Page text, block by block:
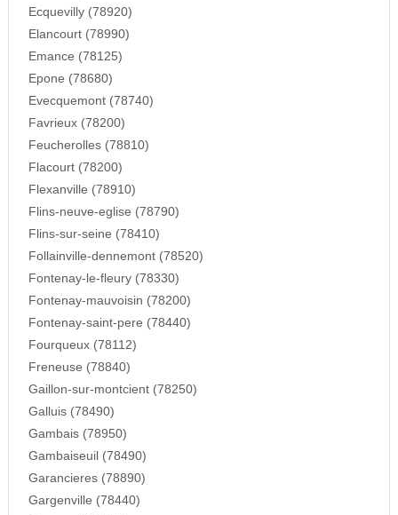
Ecquevilly (78920)
Elancourt (78990)
Emance (78125)
Epone (78680)
Evecquemont (78740)
Favrieux (78200)
Feucherolles (78810)
Flacourt (78200)
Flexanville (78910)
Flins-neuve-eglise (78790)
Flins-sur-seine (78410)
Follainville-dennemont (78520)
Fontenay-le-fleury (78330)
Fontenay-mauvoisin (78200)
Fontenay-saint-pere (78440)
Fourqueux (78112)
Freneuse (78840)
Gaillon-sur-montcient (78250)
Galluis (78490)
Gambais (78950)
Gambaiseuil (78490)
Garancieres (78890)
Gargenville (78440)